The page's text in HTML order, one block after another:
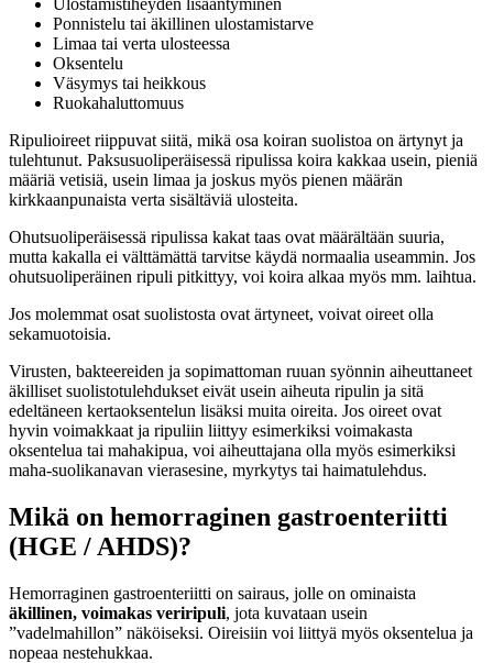
Ponnistelu tai äkillinen ulostamistarve
Limaa tai verta ulosteessa
Oksentelu
Väsymys tai heikkous
Ruokahaluttomuus
Ripulioireet riippuvat siitä, mikä osa koiran suolistoa on ärtynyt ja
tulehtunut. Paksusuoliperäisessä ripulissa koira kakkaa usein, pieniä
määriä vetisiä, usein limaa ja joskus myös pienen määrän
kirkkaanpunaista verta sisältäviä ulosteita.
Ohutsuoliperäisessä ripulissa kakat taas ovat määrältään suuria,
mutta kakalla ei välttämättä tarvitse käydä normaalia useammin. Jos
ohutsuoliperäinen ripuli pitkittyy, voi koira alkaa myös mm. laihtua.
Jos molemmat osat suolistosta ovat ärtyneet, voivat oireet olla
sekamuotoisia.
Virusten, bakteereiden ja sopimattoman ruuan syönnin aiheuttaneet
äkilliset suolistotulehdukset eivät usein aiheuta ripulin ja sitä
edeltäneen kertaoksentelun lisäksi muita oireita. Jos oireet ovat
hyvin voimakkaat ja ripuliin liittyy esimerkiksi voimakasta
oksentelua tai mahakipua, voi aiheuttajana olla myös esimerkiksi
maha-suolikanavan vierasesine, myrkytys tai haimatulehdus.
Mikä on hemorraginen gastroenteriitti
(HGE / AHDS)?
Hemorraginen gastroenteriitti on sairaus, jolle on ominaista
äkillinen, voimakas veriripuli, jota kuvataan usein
”vadelmahillon” näköiseksi. Oireisiin voi liittyä myös oksentelua ja
nopeaa nestehukkaa.